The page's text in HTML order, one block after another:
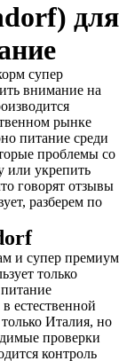
для
супер
внимание на
рынке
питание среди
проблемы со
или укрепить
говорят отзывы
разберем по
и супер премиум
только
естественной
Италия, но
проверки
контроль